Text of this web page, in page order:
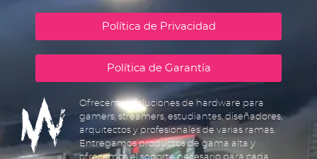
Política de Privacidad
Política de Garantía
Ofrecemos soluciones de hardware para
gamers, streamers, estudiantes, diseñadores,
arquitectos y profesionales de varias ramas.
Entregamos productos de gama alta y
ofrecemos el soporte necesario para cada